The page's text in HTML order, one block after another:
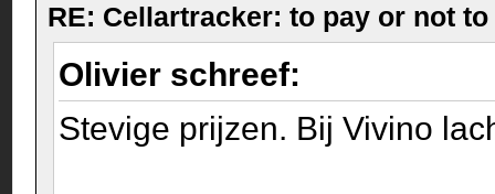
RE: Cellartracker: to pay or not to
Olivier schreef:
Stevige prijzen. Bij Vivino